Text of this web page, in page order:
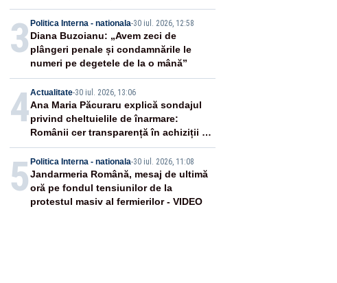
SONDAJ
3 Politica Interna - nationala-30 iul. 2026, 12:58
Diana Buzoianu: „Avem zeci de
plângeri penale și condamnările le
numeri pe degetele de la o mână”
4Actualitate-30 iul. 2026, 13:06
Ana Maria Păcuraru explică sondajul
privind cheltuielile de înarmare:
Românii cer transparență în achiziții și
un echilibru între partenerii externi
5 Politica Interna - nationala-30 iul. 2026, 11:08
Jandarmeria Română, mesaj de ultimă
oră pe fondul tensiunilor de la
protestul masiv al fermierilor - VIDEO